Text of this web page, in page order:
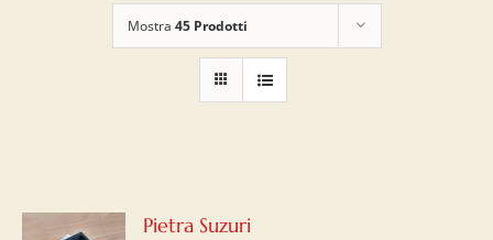
Mostra 45 Prodotti
Pietra Suzuri